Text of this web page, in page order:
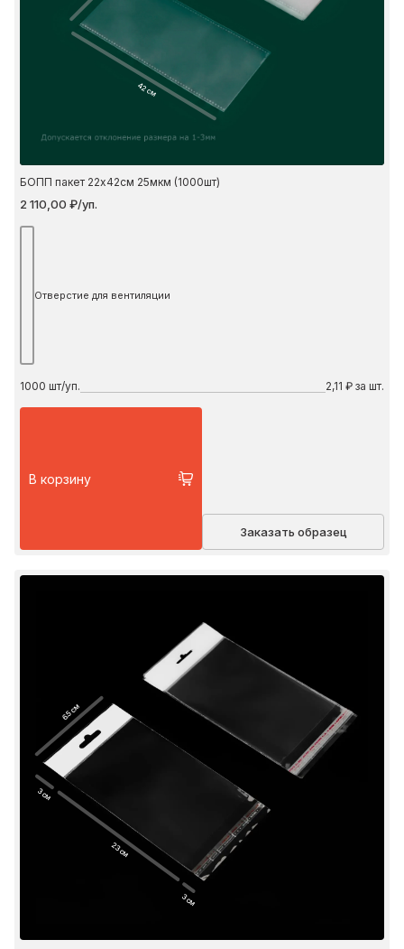
42 см
БОПП пакет 22х42см 25мкм (1000шт)
2 110,00 ₽/уп.
Отверстие для вентиляции
1000 шт/уп. 2,11 ₽ за шт.
В корзину
Заказать образец
6.5 см
23 см
3 см
3 см